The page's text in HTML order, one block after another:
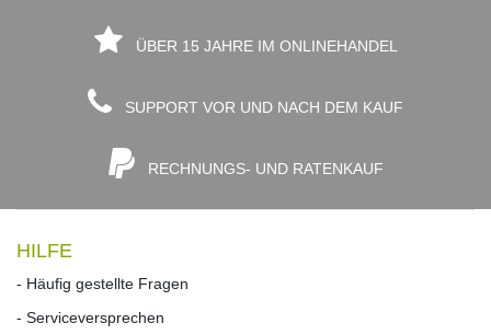
ÜBER 15 JAHRE IM ONLINEHANDEL
SUPPORT VOR UND NACH DEM KAUF
RECHNUNGS- UND RATENKAUF
HILFE
- Häufig gestellte Fragen
- Serviceversprechen